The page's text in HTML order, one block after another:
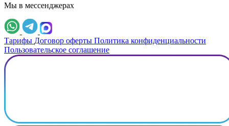
Мы в мессенджерах
Тарифы Договор оферты Политика конфиденциальности
Пользовательское соглашение